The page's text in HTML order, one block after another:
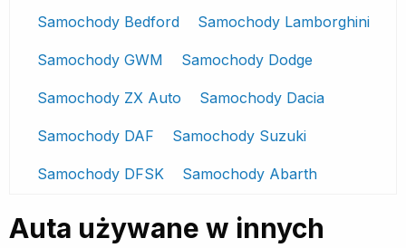
Samochody Bedford Samochody Lamborghini
Samochody GWM Samochody Dodge
Samochody ZX Auto Samochody Dacia
Samochody DAF Samochody Suzuki
Samochody DFSK Samochody Abarth
Auta używane w innych